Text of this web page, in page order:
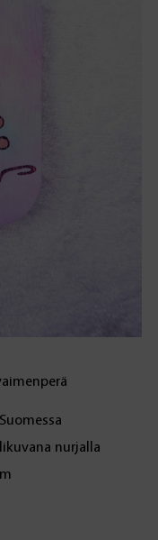
nurjalla